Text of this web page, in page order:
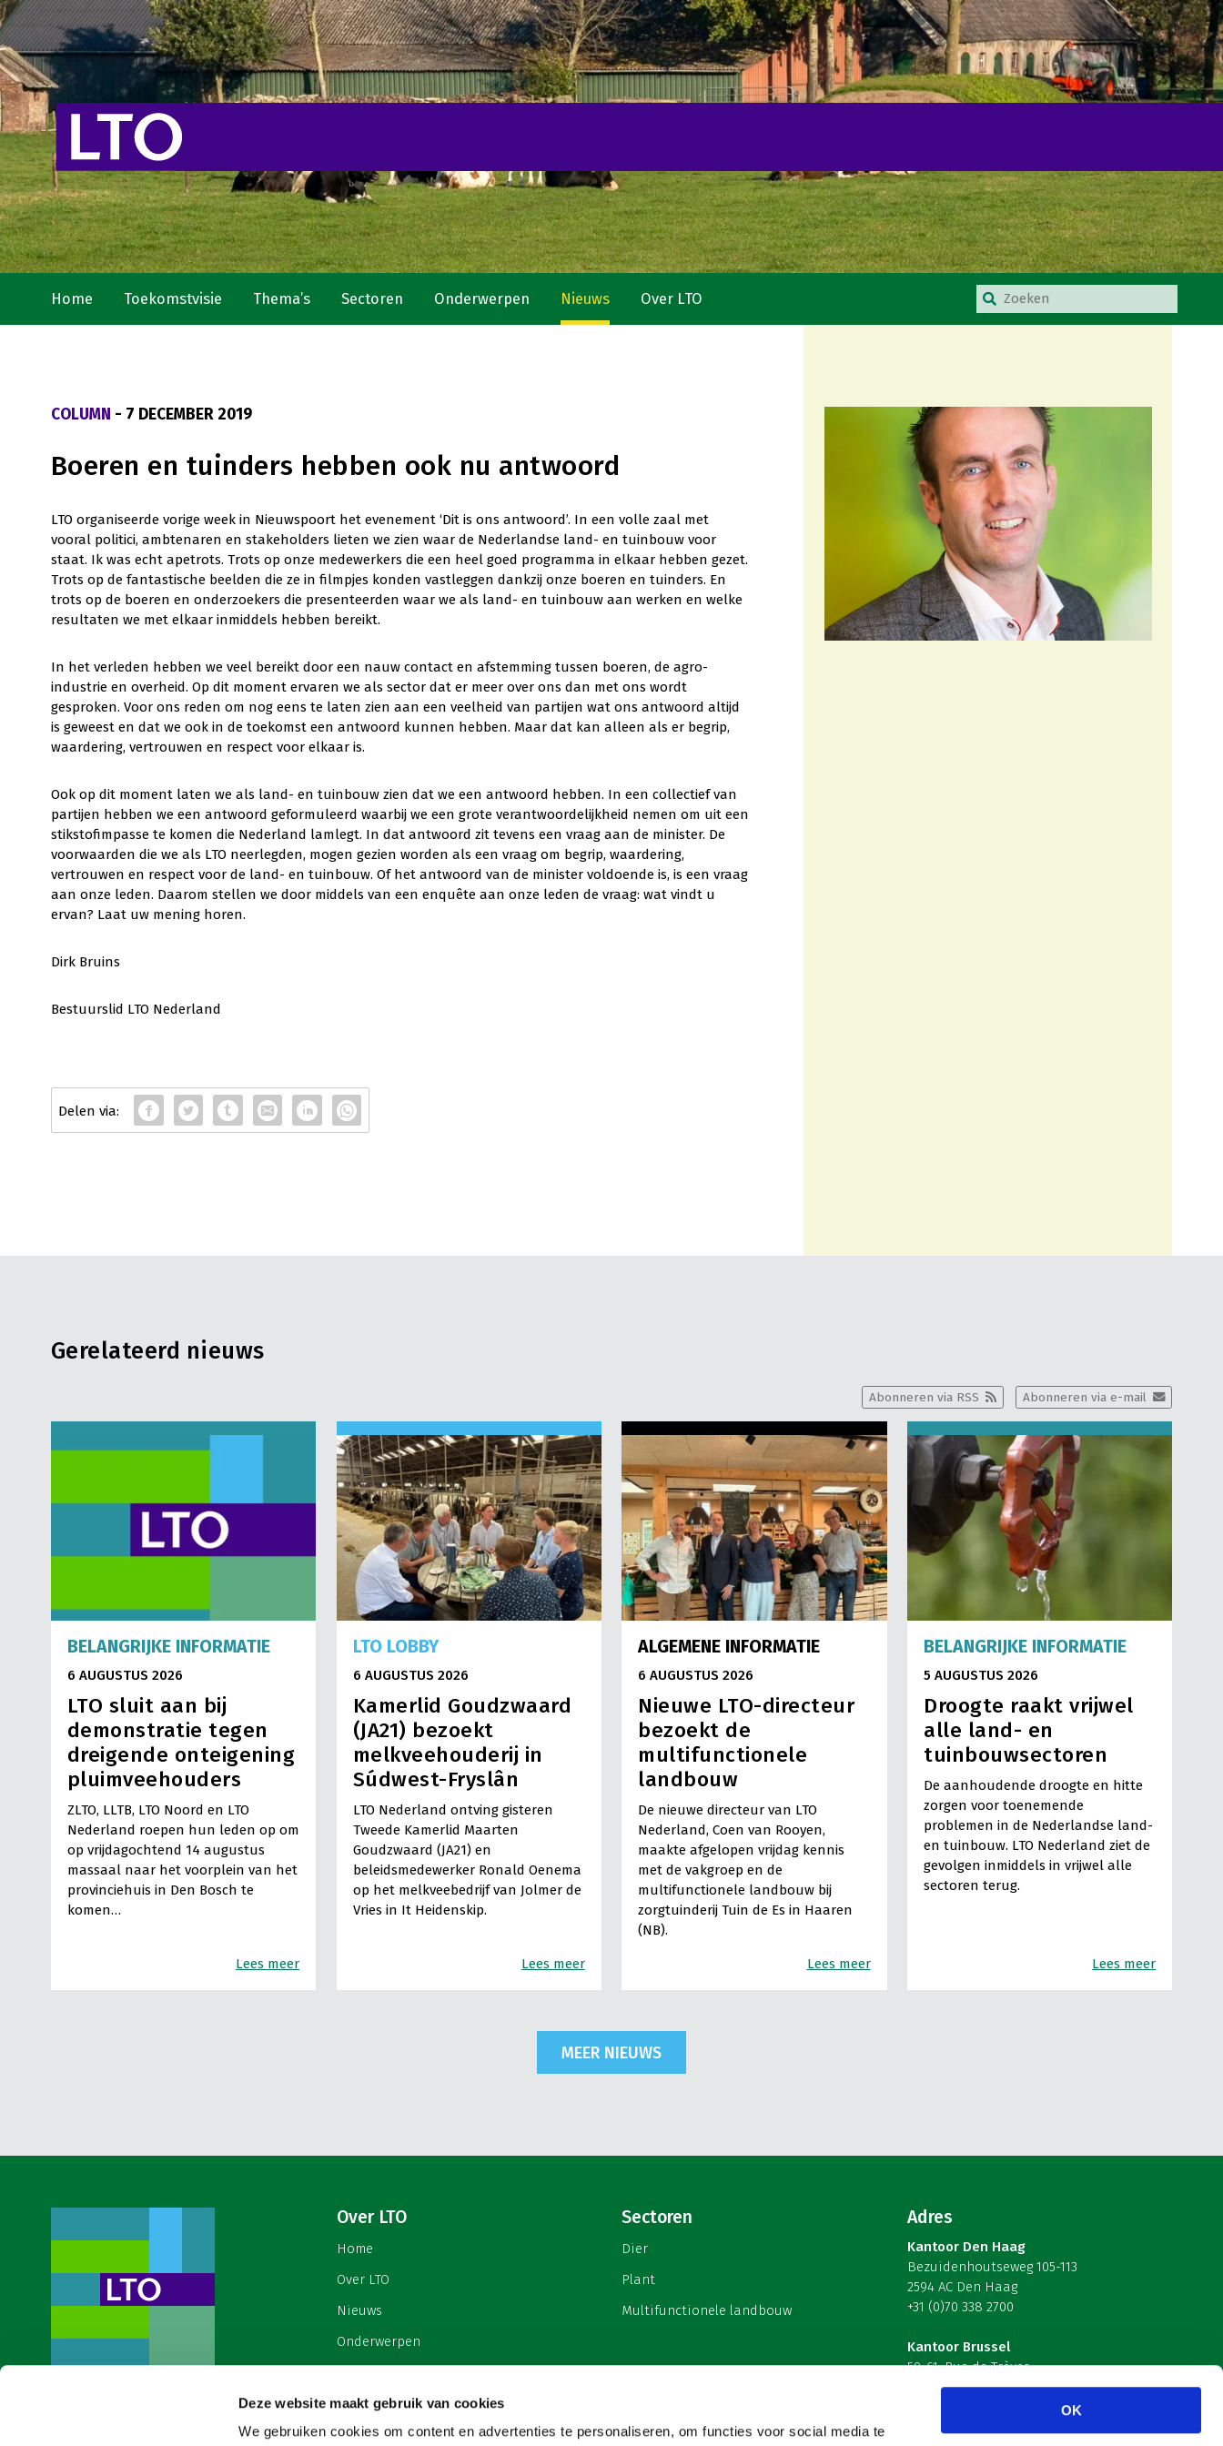
Deze website maakt gebruik van cookies
We gebruiken cookies om content en advertenties te personaliseren, om functies voor social media te
OK
Home Toekomstvisie Thema’s Sectoren Onderwerpen Nieuws Over LTO
COLUMN - 7 DECEMBER 2019
Boeren en tuinders hebben ook nu antwoord
LTO organiseerde vorige week in Nieuwspoort het evenement ‘Dit is ons antwoord’. In een volle zaal met
vooral politici, ambtenaren en stakeholders lieten we zien waar de Nederlandse land- en tuinbouw voor
staat. Ik was echt apetrots. Trots op onze medewerkers die een heel goed programma in elkaar hebben gezet.
Trots op de fantastische beelden die ze in filmpjes konden vastleggen dankzij onze boeren en tuinders. En
trots op de boeren en onderzoekers die presenteerden waar we als land- en tuinbouw aan werken en welke
resultaten we met elkaar inmiddels hebben bereikt.
In het verleden hebben we veel bereikt door een nauw contact en afstemming tussen boeren, de agro-
industrie en overheid. Op dit moment ervaren we als sector dat er meer over ons dan met ons wordt
gesproken. Voor ons reden om nog eens te laten zien aan een veelheid van partijen wat ons antwoord altijd
is geweest en dat we ook in de toekomst een antwoord kunnen hebben. Maar dat kan alleen als er begrip,
waardering, vertrouwen en respect voor elkaar is.
Ook op dit moment laten we als land- en tuinbouw zien dat we een antwoord hebben. In een collectief van
partijen hebben we een antwoord geformuleerd waarbij we een grote verantwoordelijkheid nemen om uit een
stikstofimpasse te komen die Nederland lamlegt. In dat antwoord zit tevens een vraag aan de minister. De
voorwaarden die we als LTO neerlegden, mogen gezien worden als een vraag om begrip, waardering,
vertrouwen en respect voor de land- en tuinbouw. Of het antwoord van de minister voldoende is, is een vraag
aan onze leden. Daarom stellen we door middels van een enquête aan onze leden de vraag: wat vindt u
ervan? Laat uw mening horen.
Dirk Bruins
Bestuurslid LTO Nederland
Gerelateerd nieuws
Abonneren via e-mail
Abonneren via RSS
BELANGRIJKE INFORMATIE
6 AUGUSTUS 2026
LTO sluit aan bij
demonstratie tegen
dreigende onteigening
pluimveehouders
ZLTO, LLTB, LTO Noord en LTO
Nederland roepen hun leden op om
op vrijdagochtend 14 augustus
massaal naar het voorplein van het
provinciehuis in Den Bosch te
komen…
Lees meer
LTO LOBBY
6 AUGUSTUS 2026
Kamerlid Goudzwaard
(JA21) bezoekt
melkveehouderij in
Súdwest-Fryslân
LTO Nederland ontving gisteren
Tweede Kamerlid Maarten
Goudzwaard (JA21) en
beleidsmedewerker Ronald Oenema
op het melkveebedrijf van Jolmer de
Vries in It Heidenskip.
Lees meer
ALGEMENE INFORMATIE
6 AUGUSTUS 2026
Nieuwe LTO-directeur
bezoekt de
multifunctionele
landbouw
De nieuwe directeur van LTO
Nederland, Coen van Rooyen,
maakte afgelopen vrijdag kennis
met de vakgroep en de
multifunctionele landbouw bij
zorgtuinderij Tuin de Es in Haaren
(NB).
Lees meer
BELANGRIJKE INFORMATIE
5 AUGUSTUS 2026
Droogte raakt vrijwel
alle land- en
tuinbouwsectoren
De aanhoudende droogte en hitte
zorgen voor toenemende
problemen in de Nederlandse land-
en tuinbouw. LTO Nederland ziet de
gevolgen inmiddels in vrijwel alle
sectoren terug.
Lees meer
MEER NIEUWS
werkgeversorganisatie met meerwaarde,
Over LTO
Home
Over LTO
Nieuws
Onderwerpen
Contact
Cookies & privacy
Sectoren
Dier
Plant
Multifunctionele landbouw
Adres
Kantoor Den Haag
Bezuidenhoutseweg 105-113
2594 AC Den Haag
+31 (0)70 338 2700
Kantoor Brussel
59-61, Rue de Trèves
B-1040 Brussel – België
Volg ons